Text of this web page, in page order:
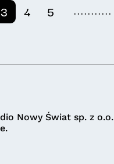
3 4 5 ...........
Nowy Świat sp. z o.o.